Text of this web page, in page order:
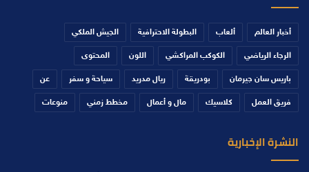
أخبار العالم ألعاب البطولة الاحترافية الجيش الملكي
الرجاء الرياضي الكوكب المراكشي اللون المحتوى
باريس سان جيرمان بودريقة ريال مدريد سياحة و سفر عن
فريق العمل كلاسيك مال و أعمال مخطط زمني منوعات
النشرة الإخبارية